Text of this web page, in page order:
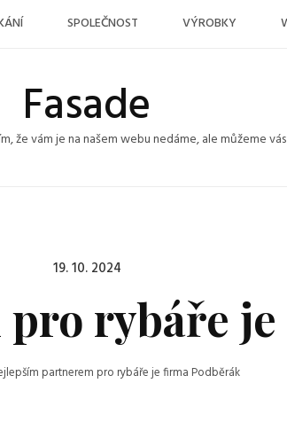
SPOLEČNOST VÝROBKY
Fasade
že vám je na našem webu nedáme, ale můžeme
Posted
19. 10. 2024
rybáře
partnerem pro rybáře je firma Podběrák